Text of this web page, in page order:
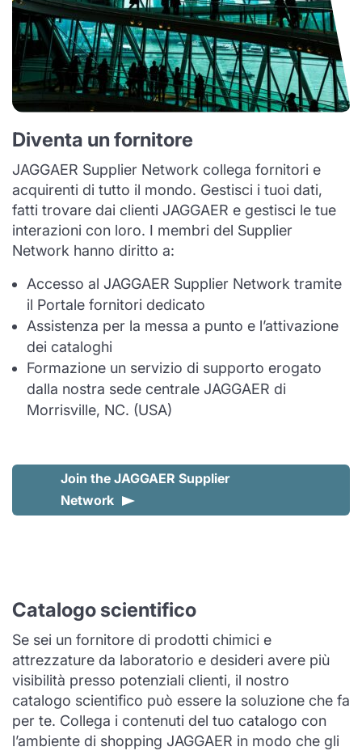
Diventa un fornitore
JAGGAER Supplier Network collega fornitori e
acquirenti di tutto il mondo. Gestisci i tuoi dati,
fatti trovare dai clienti JAGGAER e gestisci le tue
interazioni con loro. I membri del Supplier
Network hanno diritto a:
Accesso al JAGGAER Supplier Network tramite
il Portale fornitori dedicato
Assistenza per la messa a punto e l’attivazione
dei cataloghi
Formazione un servizio di supporto erogato
dalla nostra sede centrale JAGGAER di
Morrisville, NC. (USA)
Join the JAGGAER Supplier
Network
Catalogo scientifico
Se sei un fornitore di prodotti chimici e
attrezzature da laboratorio e desideri avere più
visibilità presso potenziali clienti, il nostro
catalogo scientifico può essere la soluzione che fa
per te. Collega i contenuti del tuo catalogo con
l’ambiente di shopping JAGGAER in modo che gli